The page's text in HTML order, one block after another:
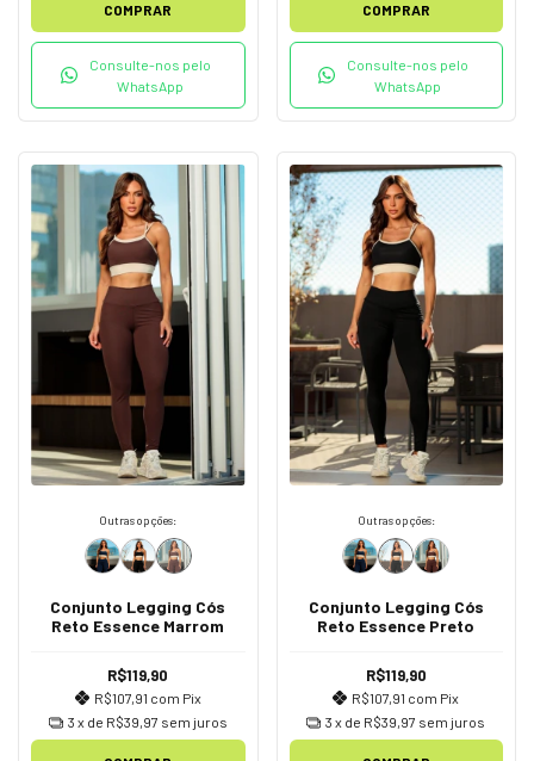
COMPRAR
Consulte-nos pelo
WhatsApp
COMPRAR
Consulte-nos pelo
WhatsApp
Outras opções:
Conjunto Legging Cós
Reto Essence Marrom
R$119,90
R$107,91 com Pix
3 x de R$39,97 sem juros
Outras opções:
Conjunto Legging Cós
Reto Essence Preto
R$119,90
R$107,91 com Pix
3 x de R$39,97 sem juros